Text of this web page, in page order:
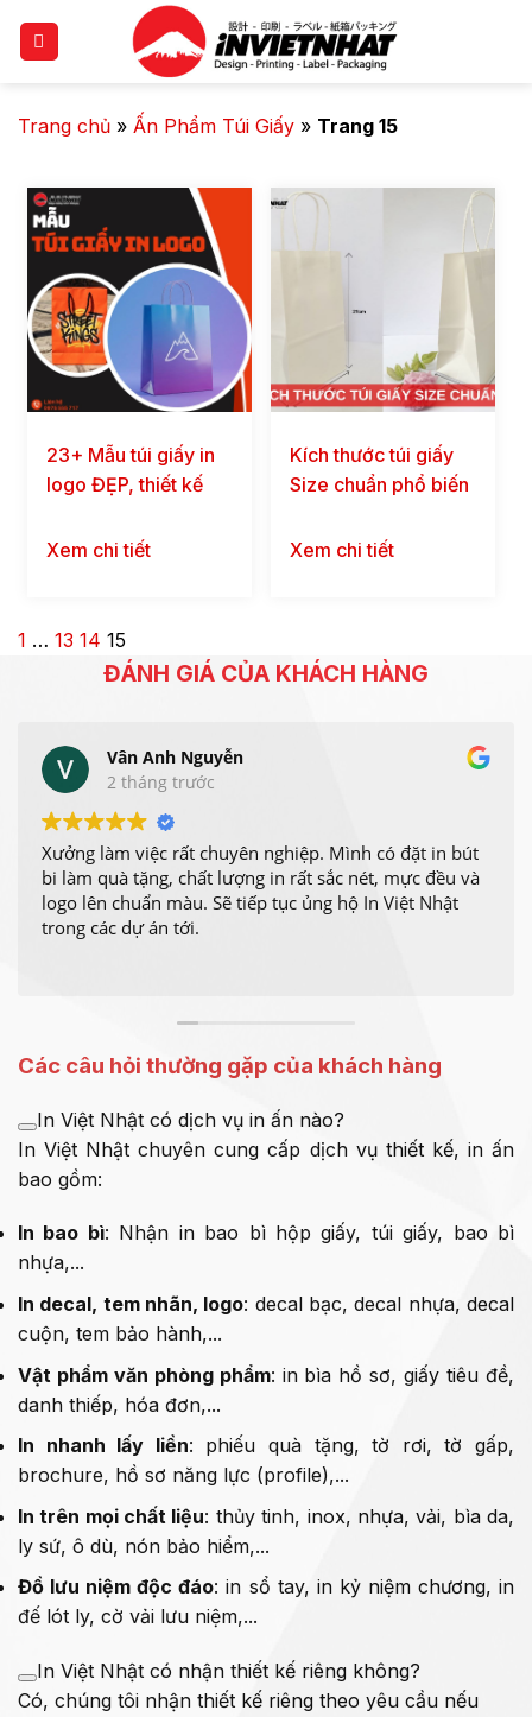
Trang chủ » Ấn Phẩm Túi Giấy » Trang 15
23+ Mẫu túi giấy in
logo ĐẸP, thiết kế
Xem chi tiết
Kích thước túi giấy
Size chuẩn phổ biến
Xem chi tiết
1 … 13 14 15
ĐÁNH GIÁ CỦA KHÁCH HÀNG
Vân Anh Nguyễn
2 tháng trước
Xưởng làm việc rất chuyên nghiệp. Mình có đặt in bút
bi làm quà tặng, chất lượng in rất sắc nét, mực đều và
logo lên chuẩn màu. Sẽ tiếp tục ủng hộ In Việt Nhật
trong các dự án tới.
Các câu hỏi thường gặp của khách hàng
In Việt Nhật có dịch vụ in ấn nào?
In Việt Nhật chuyên cung cấp dịch vụ thiết kế, in ấn
bao gồm:
In bao bì: Nhận in bao bì hộp giấy, túi giấy, bao bì
nhựa,...
In decal, tem nhãn, logo: decal bạc, decal nhựa, decal
cuộn, tem bảo hành,...
Vật phẩm văn phòng phẩm: in bìa hồ sơ, giấy tiêu đề,
danh thiếp, hóa đơn,...
In nhanh lấy liền: phiếu quà tặng, tờ rơi, tờ gấp,
brochure, hồ sơ năng lực (profile),...
In trên mọi chất liệu: thủy tinh, inox, nhựa, vải, bìa da,
ly sứ, ô dù, nón bảo hiểm,...
Đồ lưu niệm độc đáo: in sổ tay, in kỷ niệm chương, in
đế lót ly, cờ vải lưu niệm,...
In Việt Nhật có nhận thiết kế riêng không?
Có, chúng tôi nhận thiết kế riêng theo yêu cầu nếu